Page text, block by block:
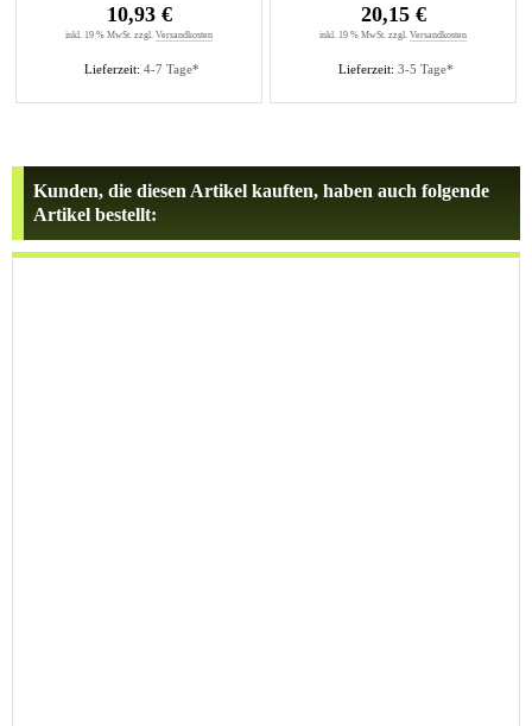
Lieferzeit: 4-7 Tage*
10,93 €
inkl. 19 % MwSt. zzgl. Versandkosten
Lieferzeit: 3-5 Tage*
20,15 €
inkl. 19 % MwSt. zzgl. Versandkosten
Kunden, die diesen Artikel kauften, haben auch folgende
Artikel bestellt: